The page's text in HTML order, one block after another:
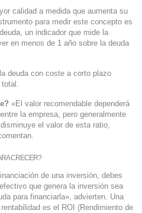
calidad a medida que aumenta su
para medir este concepto es
un indicador que mide la
en menos de 1 año sobre la deuda
deuda con coste a corto plazo
total.
«El valor recomendable dependerá
la empresa, pero generalmente
el valor de esta ratio,
CRECER?
de una inversión, debes
que genera la inversión sea
para financiarla», advierten. Una
es el ROI (Rendimiento de